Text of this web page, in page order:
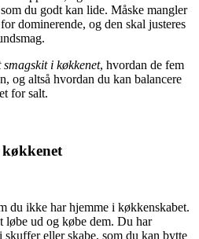
du godt kan lide. Måske mangler
dominerende, og den skal justeres
i køkkenet, hvordan de fem
og altså hvordan du kan balancere
for salt.
du ikke har hjemme i køkkenskabet.
ud og købe dem. Du har
skuffer eller skabe, som du kan bytte